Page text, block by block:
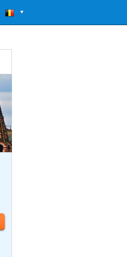
▼